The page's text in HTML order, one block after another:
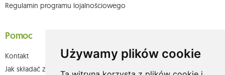
Używamy plików cookie
Regulamin programu lojalnościowego
Pomoc
Kontakt
Jak składać zamówienia w sklepie olium.pl?